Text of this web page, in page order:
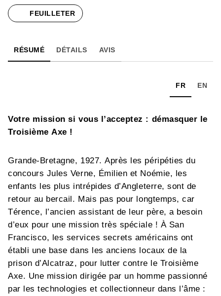
FEUILLETER
RÉSUMÉ DÉTAILS AVIS
FR EN
Votre mission si vous l’acceptez : démasquer le
Troisième Axe !
Grande-Bretagne, 1927. Après les péripéties du
concours Jules Verne, Émilien et Noémie, les
enfants les plus intrépides d’Angleterre, sont de
retour au bercail. Mais pas pour longtemps, car
Térence, l’ancien assistant de leur père, a besoin
d’eux pour une mission très spéciale ! À San
Francisco, les services secrets américains ont
établi une base dans les anciens locaux de la
prison d’Alcatraz, pour lutter contre le Troisième
Axe. Une mission dirigée par un homme passionné
par les technologies et collectionneur dans l’âme :